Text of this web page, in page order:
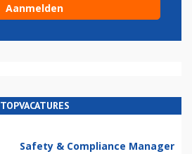
TOPVACATURES
Safety & Compliance Manager